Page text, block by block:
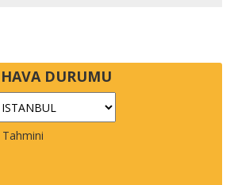
HAVA DURUMU